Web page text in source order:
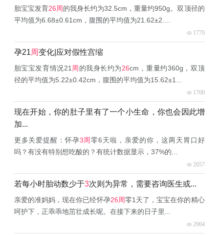
胎宝宝发育26周的我身长约为32.5cm，重量约950g。双顶径的
平均值为6.68±0.61cm，腹围的平均值为21.62±2....
1779
孕21周变化|应对假性宫缩
胎宝宝发育情况21 周 的我身长约为26cm，重量约360g，双顶
径的平均值为5.22±0.42cm，腹围的平均值为15.62±1...
1700
现在开始，你的肚子里有了一个小生命，你也会因此增
加...
更多关爱提醒：怀孕3周零6天啦，亲爱的你，这两天胃口好
吗？有没有特别想吃酸的？有统计数据显示，37%的...
2057
若每小时胎动数少于3次则为异常，需要咨询医生或...
亲爱的准妈妈，现在你已经怀孕26周零1天了，宝宝在你的精心
呵护下，正乖乖地茁壮成长呢。在接下来的日子里...
2004